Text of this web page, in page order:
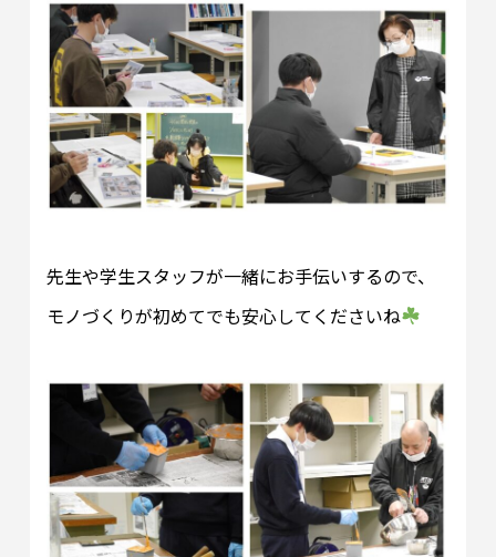
先生や学生スタッフが一緒にお手伝いするので、
モノづくりが初めてでも安心してくださいね